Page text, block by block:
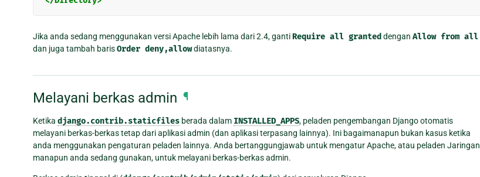
Jika anda sedang menggunakan versi Apache lebih lama dari 2.4, gantiRequire all granted dengan Allow from all
dan juga tambah barisOrder deny,allowdiatasnya.
Melayani berkas admin ¶
Ketika django.contrib.staticfiles berada dalam INSTALLED_APPS, peladen pengembangan Django otomatis
melayani berkas-berkas tetap dari aplikasi admin (dan aplikasi terpasang lainnya). Ini bagaimanapun bukan kasus ketika
anda menggunakan pengaturan peladen lainnya. Anda bertanggungjawab untuk mengatur Apache, atau peladen Jaringan
manapun anda sedang gunakan, untuk melayani berkas-berkas admin.